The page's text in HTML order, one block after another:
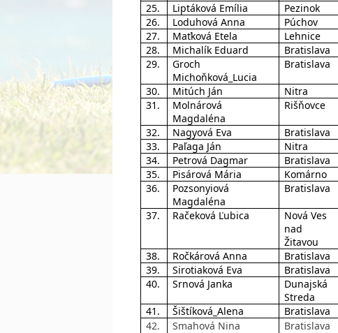
25.
Liptáková Emília Pezinok
26.
Loduhová Anna Púchov
27.
Maťková Etela Lehnice
28.
Michalík Eduard Bratislava
29.
Groch
Michoňková_Lucia
Bratislava
30. Mitúch Ján Nitra
31.
Molnárová
Magdaléna
Rišňovce
32. Nagyová Eva Bratislava
33.
Paľaga Ján Nitra
34.
Petrová Dagmar Bratislava
35.
Pisárová Mária Komárno
36.
Pozsonyiová
Magdaléna
Bratislava
37. Račeková Ľubica
Nová Ves
nad
Žitavou
38. Ročkárová Anna Bratislava
39.
Sirotiaková Eva Bratislava
40.
Srnová Janka
Dunajská
Streda
41. Šištíková_Alena Bratislava
42.
Smahová Nina Bratislava